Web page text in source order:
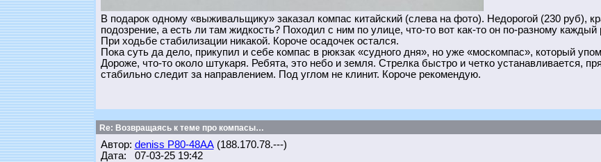
В подарок одному «выживальщику» заказал компас китайский (слева на фото). Недорогой (230 руб),
подозрение, а есть ли там жидкость? Походил с ним по улице, что-то вот как-то он по-разному каждый
При ходьбе стабилизации никакой. Короче осадочек остался.
Пока суть да дело, прикупил и себе компас в рюкзак «судного дня», но уже «москомпас», который
Дороже, что-то около штукаря. Ребята, это небо и земля. Стрелка быстро и четко устанавливается,
стабильно следит за направлением. Под углом не клинит. Короче рекомендую.
Re: Возвращаясь к теме про компасы…
Автор: deniss Р80-48АА(188.170.78.---)
Дата: 07-03-25 19:42